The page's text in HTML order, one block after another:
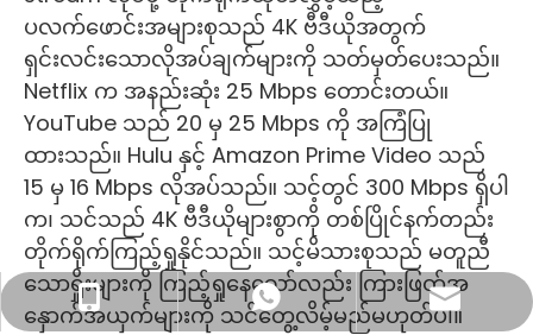
ပလက်ဖောင်းအများစုသည် 4K ဗီဒီယိုအတွက်
ရှင်းလင်းသောလိုအပ်ချက်များကို သတ်မှတ်ပေးသည်။
Netflix က အနည်းဆုံး 25 Mbps တောင်းတယ်။
YouTube သည် 20 မှ 25 Mbps ကို အကြံပြု
ထားသည်။ Hulu နှင့် Amazon Prime Video သည်
15 မှ 16 Mbps လိုအပ်သည်။ သင့်တွင် 300 Mbps ရှိပါ
က၊ သင်သည် 4K ဗီဒီယိုများစွာကို တစ်ပြိုင်နက်တည်း
တိုက်ရိုက်ကြည့်ရှုနိုင်သည်။ သင့်မိသားစုသည် မတူညီ
သောရှိုးများကို ကြည့်ရှုနေသော်လည်း ကြားဖြတ်အ
နှောက်အယှက်များကို သင်တွေ့လိမ့်မည်မဟုတ်ပါ။
+86- 13923714138
+86 13923714138
လုပ်ငန်းအီးမေးလ်- sales@lb-link.com